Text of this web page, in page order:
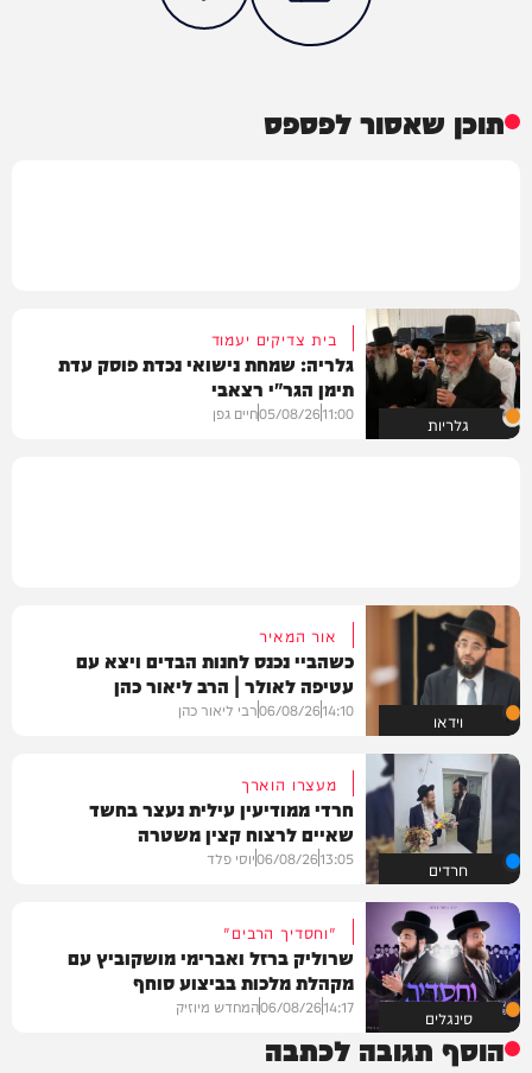
תוכן שאסור לפספס
גלריות
בית צדיקים יעמוד
גלריה: שמחת נישואי נכדת פוסק עדת
תימן הגר"י רצאבי
11:00
05/08/26חיים גפן
וידאו
אור המאיר
כשהביי נכנס לחנות הבדים ויצא עם
עטיפה לאולר | הרב ליאור כהן
14:10
06/08/26רבי ליאור כהן
חרדים
מעצרו הוארך
חרדי ממודיעין עילית נעצר בחשד
שאיים לרצוח קצין משטרה
13:05
06/08/26יוסי פלד
סינגלים
"וחסדיך הרבים"
שרוליק ברזל ואברימי מושקוביץ עם
מקהלת מלכות בביצוע סוחף
14:17
06/08/26המחדש מיוזיק
הוסף תגובה לכתבה